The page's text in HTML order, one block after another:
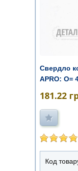
Свердло
APRO: О=
181.22
Код